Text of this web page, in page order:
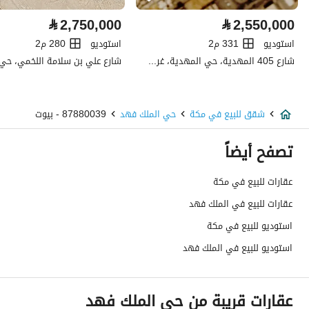
كهرباء نعم
تفاصيل اضافية
عرض الشارع
0
رقم المخطط
رقم صك الملكية
واجهة العقار
حدود واطوال العقار
قنوات الاعلان
منصة مرخصة ،لوحة اعلانية ،منصات
⃁2,550,000
استوديو
331 م2
شارع 405 المهدية، حي المهدية، غرب الرياض، الرياض
⃁2,750,000
استوديو 280 م2
شقق للبيع في مكة حي الملك فهد 87880039 - بيوت
تصفح أيضاً
عقارات للبيع في مكة
عقارات للبيع في الملك فهد
استوديو للبيع في مكة
استوديو للبيع في الملك فهد
عقارات قريبة من حي الملك فهد